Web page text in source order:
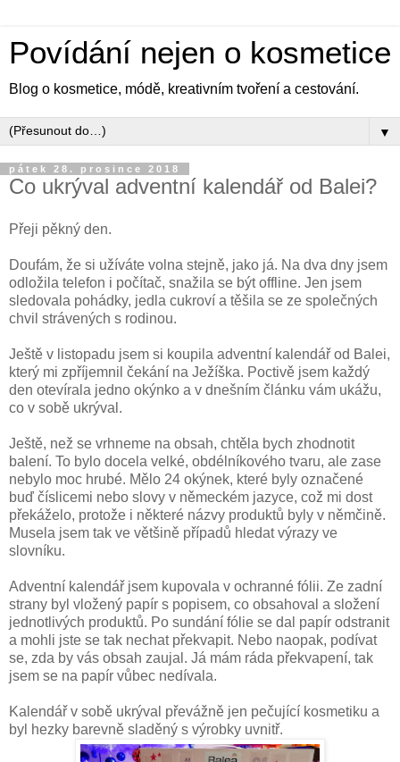
Povídání nejen o kosmetice
Blog o kosmetice, módě, kreativním tvoření a cestování.
▼
pátek 28. prosince 2018
Co ukrýval adventní kalendář od Balei?
Přeji pěkný den.
Doufám, že si užíváte volna stejně, jako já. Na dva dny jsem
odložila telefon i počítač, snažila se být offline. Jen jsem
sledovala pohádky, jedla cukroví a těšila se ze společných
chvil strávených s rodinou.
Ještě v listopadu jsem si koupila adventní kalendář od Balei,
který mi zpříjemnil čekání na Ježíška. Poctivě jsem každý
den otevírala jedno okýnko a v dnešním článku vám ukážu,
co v sobě ukrýval.
Ještě, než se vrhneme na obsah, chtěla bych zhodnotit
balení. To bylo docela velké, obdélníkového tvaru, ale zase
nebylo moc hrubé. Mělo 24 okýnek, které byly označené
buď číslicemi nebo slovy v německém jazyce, což mi dost
překáželo, protože i některé názvy produktů byly v němčině.
Musela jsem tak ve většině případů hledat výrazy ve
slovníku.
Adventní kalendář jsem kupovala v ochranné fólii. Ze zadní
strany byl vložený papír s popisem, co obsahoval a složení
jednotlivých produktů. Po sundání fólie se dal papír odstranit
a mohli jste se tak nechat překvapit. Nebo naopak, podívat
se, zda by vás obsah zaujal. Já mám ráda překvapení, tak
jsem se na papír vůbec nedívala.
Kalendář v sobě ukrýval převážně jen pečující kosmetiku a
byl hezky barevně sladěný s výrobky uvnitř.